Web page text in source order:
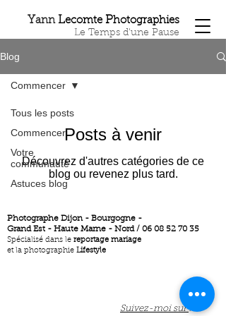
Yann Lecomte Photographies
Le Temps d'une Pause
Blog
Tous les posts
Commencer
Votre
communauté
Astuces blog
Commencer
Posts à venir
Découvrez d'autres catégories de ce
blog ou revenez plus tard.
Photographe Dijon - Bourgogne -
Grand Est - Haute Marne - Nord / 06 08 52 70 35
Spécialisé dans le reportage mariage
et la photographie Lifestyle
Suivez-moi sur: